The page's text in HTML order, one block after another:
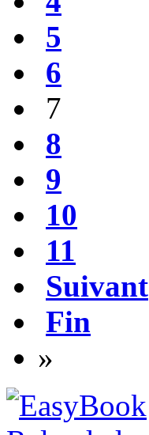
5
6
7
8
9
10
11
Suivant
Fin
»